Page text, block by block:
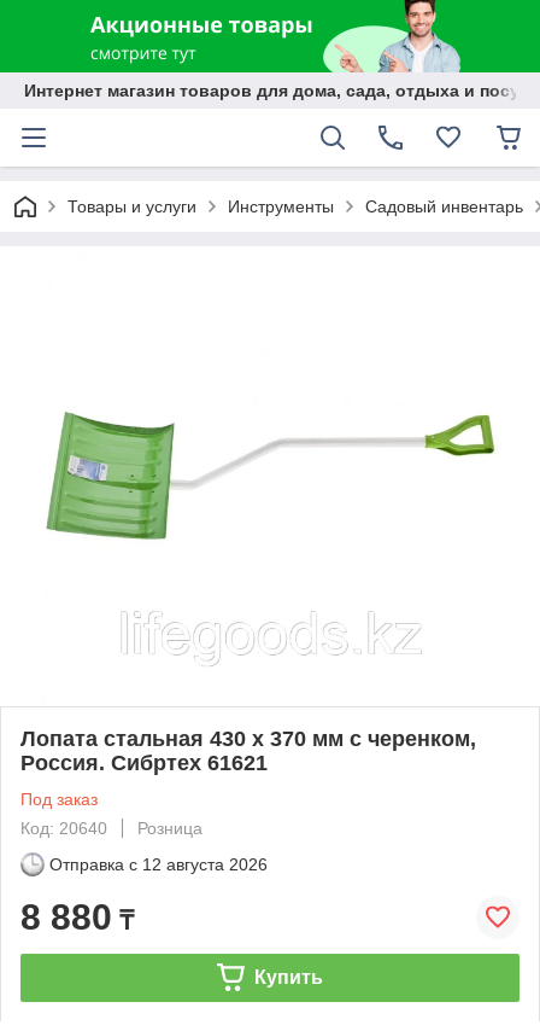
Интернет магазин товаров для дома, сада, отдыха и
Товары и услуги Инструменты Садовый инвентарь
Лопата стальная 430 x 370 мм с черенком,
Россия. Сибртеx 61621
Под заказ
Код: 20640
Розница
Отправка с 12 августа 2026
8 880 ₸
Купить